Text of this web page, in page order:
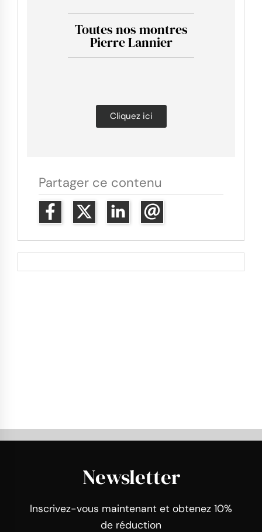
Toutes nos montres
Pierre Lannier
Cliquez ici
Partager ce contenu
Newsletter
Inscrivez-vous maintenant et obtenez 10%
de réduction